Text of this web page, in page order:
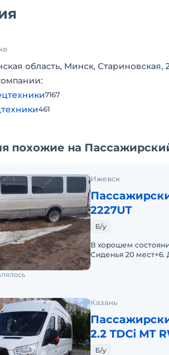
область, Минск, Стариновская,
7167
461
похожие на
Ижевск
2227UT
Б/у
В хорошем
Сиденья 20 мест+6.
Казань
2.2 TDCi MT
Б/у